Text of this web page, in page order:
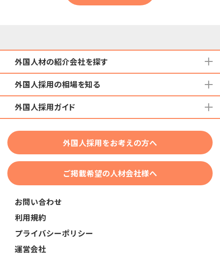
外国人材の紹介会社を探す
地域から検索する
国籍から検索する
在留資格から検索する
団体種別から探す
業界・職種から検索する
外国人採用の相場を知る
育成就労外国人の受け入れ相場
技人国・高度人材の受け入れ相場
外国人採用ガイド
特定技能
技術・人文知識・国際業務
助成金
教育・研修
人事・労務
外国人採用をお考えの方へ
ご掲載希望の人材会社様へ
お問い合わせ
利用規約
プライバシーポリシー
運営会社